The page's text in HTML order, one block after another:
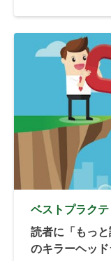
ベストプラク
読者に「もっ
のキラーヘッ